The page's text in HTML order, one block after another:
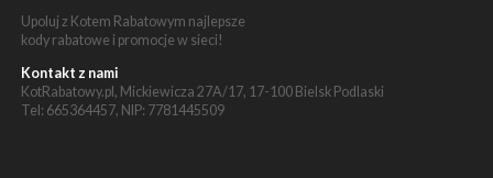
Upoluj z Kotem Rabatowym najlepsze
kody rabatowe i promocje w sieci!
Kontakt z nami
KotRabatowy.pl, Mickiewicza 27A/17, 17-100 Bielsk Podlaski
Tel: 665364457, NIP: 7781445509